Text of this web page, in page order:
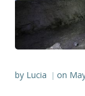
by Lucia | on